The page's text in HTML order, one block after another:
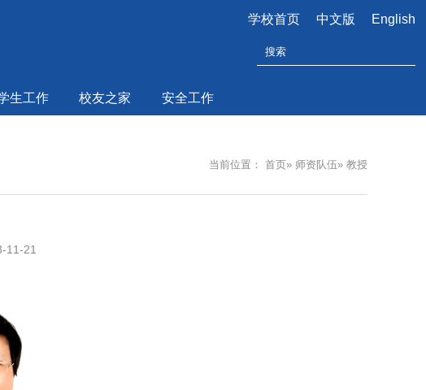
学校首页 中文版 English
生工作 校友之家 安全工作
当前位置： 首页» 师资队伍» 教授
11-21